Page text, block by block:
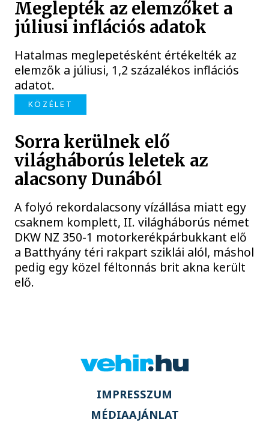
Meglepték az elemzőket a
júliusi inflációs adatok
Hatalmas meglepetésként értékelték az
elemzők a júliusi, 1,2 százalékos inflációs
adatot.
KÖZÉLET
Sorra kerülnek elő
világháborús leletek az
alacsony Dunából
A folyó rekordalacsony vízállása miatt egy
csaknem komplett, II. világháborús német
DKW NZ 350-1 motorkerékpárbukkant elő
a Batthyány téri rakpart sziklái alól, máshol
pedig egy közel féltonnás brit akna került
elő.
IMPRESSZUM
MÉDIAAJÁNLAT